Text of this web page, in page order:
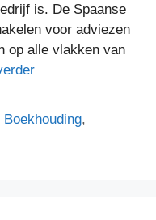
is. De Spaanse
voor adviezen
op alle vlakken van
Boekhouding,